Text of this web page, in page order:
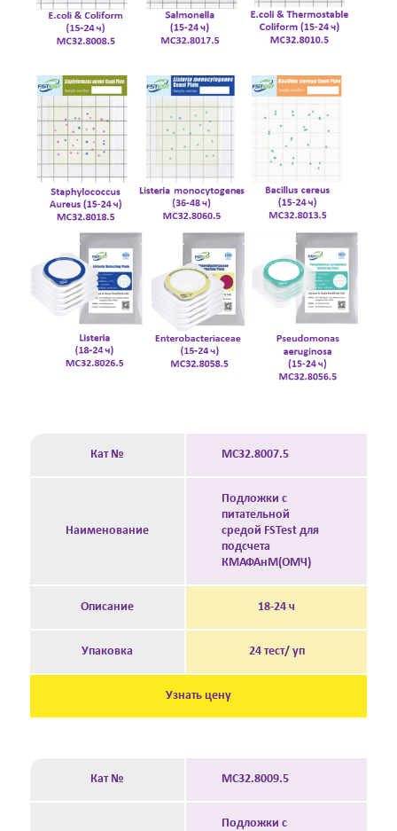
Кат № MC32.8007.5
Наименование
Подложки с
питательной
средой FSTest для
подсчета
КМАФАнМ(ОМЧ)
Описание 18-24 ч
Упаковка 24 тест/ уп
Узнать цену
Кат № MC32.8009.5
Подложки с